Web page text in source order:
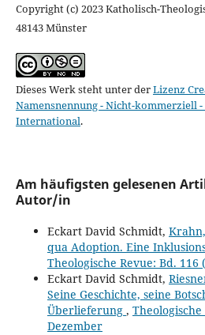
Copyright (c) 2023 Katholisch-
48143 Münster
Dieses Werk steht unter derLizenz
Namensnennung - Nicht-kommerziell
International.
Am häufigsten gelesenen
Autor/in
Eckart David Schmidt,
qua Adoption. Eine
Theologische Revue: Bd. 116
Eckart David Schmidt,
Seine Geschichte, seine
Überlieferung , Theologische
Dezember